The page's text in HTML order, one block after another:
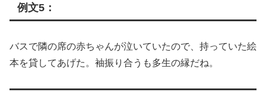
例文5：
バスで隣の席の赤ちゃんが泣いていたので、持っていた絵
本を貸してあげた。袖振り合うも多生の縁だね。